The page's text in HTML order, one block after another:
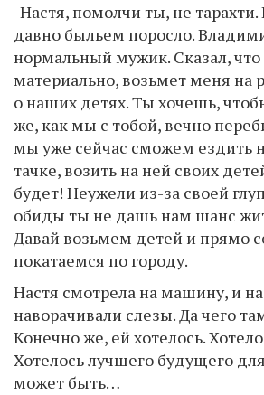
-Настя, помолчи ты, не тарахти.
давно быльем поросло.
нормальный мужик. Сказал, что
материально, возьмет меня на
о наших детях. Ты хочешь,
же, как мы с тобой, вечно
мы уже сейчас сможем ездить
тачке, возить на ней своих
будет! Неужели из-за своей
обиды ты не дашь нам шанс
Давай возьмем детей и прямо
покатаемся по городу.
Настя смотрела на машину, и на
наворачивали слезы. Да чего
Конечно же, ей хотелось.
Хотелось лучшего будущего
может быть…